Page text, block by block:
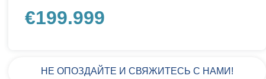
€199.999
НЕ ОПОЗДАЙТЕ И СВЯЖИТЕСЬ С НАМИ!